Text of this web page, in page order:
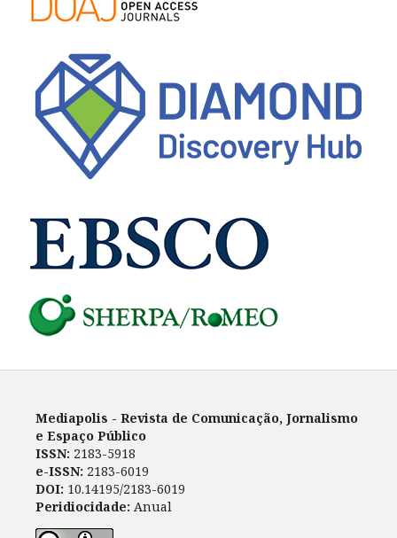
Mediapolis - Revista de Comunicação, Jornalismo
e Espaço Público
ISSN: 2183-5918
e-ISSN: 2183-6019
DOI: 10.14195/2183-6019
Peridiocidade: Anual